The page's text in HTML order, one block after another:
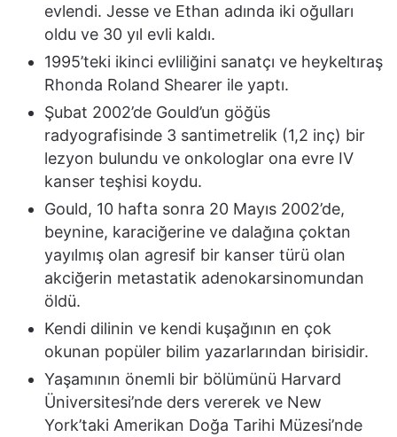
evlendi. Jesse ve Ethan adında iki oğulları
oldu ve 30 yıl evli kaldı.
1995’teki ikinci evliliğini sanatçı ve heykeltıraş
Rhonda Roland Shearer ile yaptı.
Şubat 2002’de Gould’un göğüs
radyografisinde 3 santimetrelik (1,2 inç) bir
lezyon bulundu ve onkologlar ona evre IV
kanser teşhisi koydu.
Gould, 10 hafta sonra 20 Mayıs 2002’de,
beynine, karaciğerine ve dalağına çoktan
yayılmış olan agresif bir kanser türü olan
akciğerin metastatik adenokarsinomundan
öldü.
Kendi dilinin ve kendi kuşağının en çok
okunan popüler bilim yazarlarından birisidir.
Yaşamının önemli bir bölümünü Harvard
Üniversitesi’nde ders vererek ve New
York’taki Amerikan Doğa Tarihi Müzesi’nde